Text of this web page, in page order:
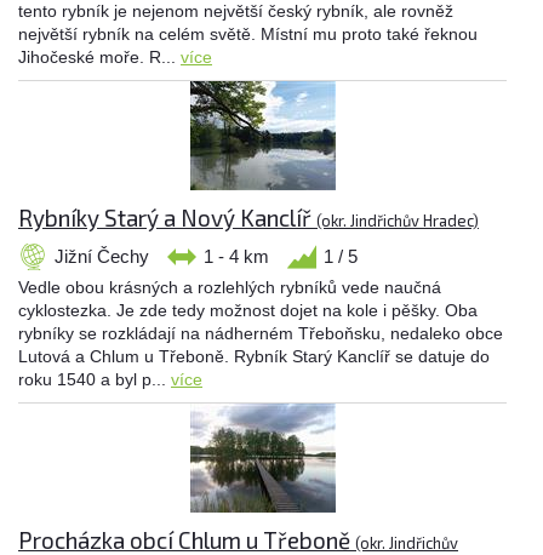
tento rybník je nejenom největší český rybník, ale rovněž
největší rybník na celém světě. Místní mu proto také řeknou
Jihočeské moře. R... více
Rybníky Starý a Nový Kanclíř (okr. Jindřichův Hradec)
Jižní Čechy 1 - 4 km 1 / 5
Vedle obou krásných a rozlehlých rybníků vede naučná
cyklostezka. Je zde tedy možnost dojet na kole i pěšky. Oba
rybníky se rozkládají na nádherném Třeboňsku, nedaleko obce
Lutová a Chlum u Třeboně. Rybník Starý Kanclíř se datuje do
roku 1540 a byl p... více
Procházka obcí Chlum u Třeboně (okr. Jindřichův